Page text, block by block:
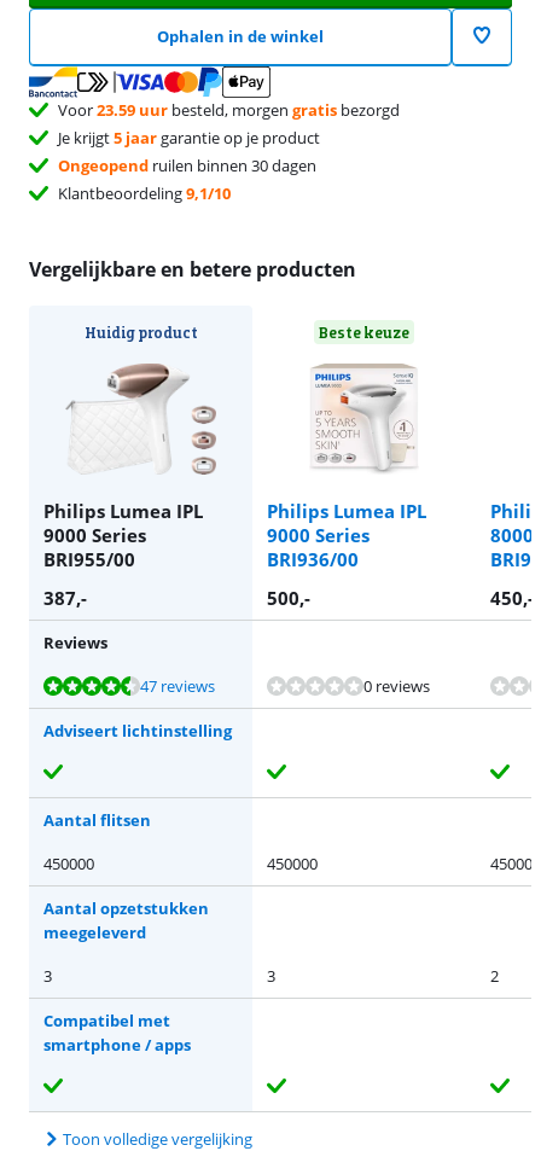
Ophalen in de winkel
Voor23.59 uur besteld, morgen gratis bezorgd
Je krijgt5 jaargarantie op je product
Ongeopend ruilen binnen 30 dagen
Klantbeoordeling9,1/10
Vergelijkbare en betere producten
Huidig product
Philips Lumea IPL
9000 Series
BRI955/00
Beste keuze
Philips Lumea IPL
9000 Series
BRI936/00
8000
387,- 500,- 450,-
Reviews
Beoordeling is 8,7 van de 10, gebaseerd op 47 reviews.
47 reviews 0 reviews
Beoordeling is 8,3 van de 10, gebaseerd op 23 reviews.
Beoordeling is 8,3 van de 10, gebaseerd op 23 reviews.
Adviseert lichtinstelling
Aantal flitsen
450000
450000 450000
Aantal opzetstukken
meegeleverd
3
3 2
Compatibel met
smartphone / apps
Toon volledige vergelijking